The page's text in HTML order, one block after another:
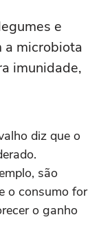
e
a microbiota
imunidade,
diz que o
são
o consumo for
o ganho